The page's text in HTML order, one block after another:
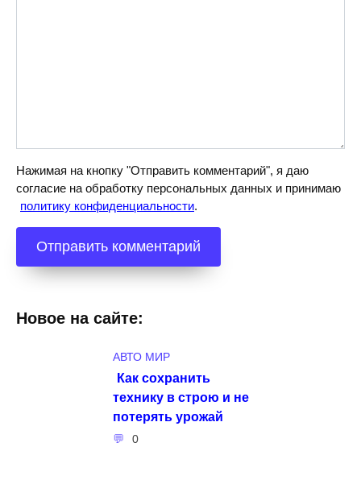
Нажимая на кнопку "Отправить комментарий", я даю
согласие на обработку персональных данных и принимаю
политику конфиденциальности.
Новое на сайте:
АВТО МИР
Как сохранить
технику в строю и не
потерять урожай
0